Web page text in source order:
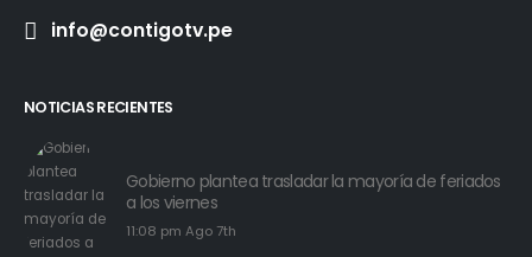
info@contigotv.pe
NOTICIAS RECIENTES
Gobierno plantea trasladar la mayoría de feriados
a los viernes
11:08 pm Ago 7th